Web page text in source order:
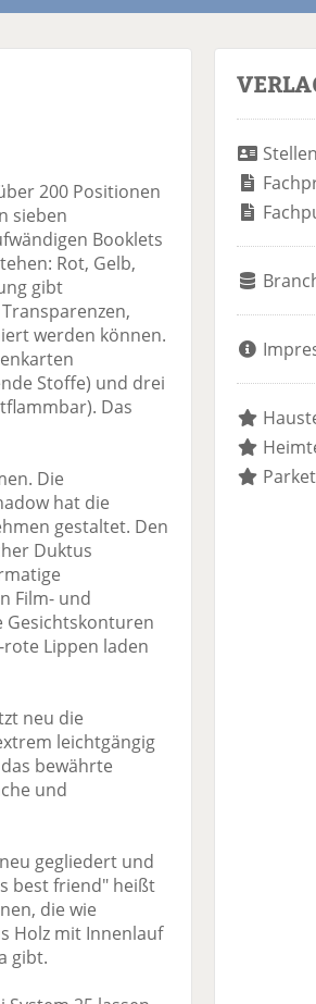
200 Positionen
sieben
Booklets
Rot, Gelb,
gibt
werden können.
Stoffe) und drei
Das
Die
hat die
gestaltet. Den
Duktus
Film- und
Gesichtskonturen
Lippen laden
neu die
leichtgängig
bewährte
und
gegliedert und
best friend" heißt
die wie
Holz mit Innenlauf
gibt.